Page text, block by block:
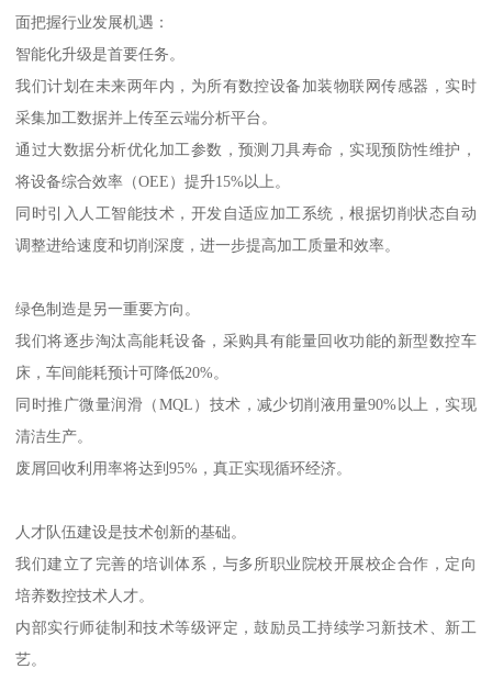
面把握行业发展机遇：
智能化升级是首要任务。
我们计划在未来两年内，为所有数控设备加装物联网传感器，实时
采集加工数据并上传至云端分析平台。
通过大数据分析优化加工参数，预测刀具寿命，实现预防性维护，
将设备综合效率（OEE）提升15%以上。
同时引入人工智能技术，开发自适应加工系统，根据切削状态自动
调整进给速度和切削深度，进一步提高加工质量和效率。
绿色制造是另一重要方向。
我们将逐步淘汰高能耗设备，采购具有能量回收功能的新型数控车
床，车间能耗预计可降低20%。
同时推广微量润滑（MQL）技术，减少切削液用量90%以上，实现
清洁生产。
废屑回收利用率将达到95%，真正实现循环经济。
人才队伍建设是技术创新的基础。
我们建立了完善的培训体系，与多所职业院校开展校企合作，定向
培养数控技术人才。
内部实行师徒制和技术等级评定，鼓励员工持续学习新技术、新工
艺。